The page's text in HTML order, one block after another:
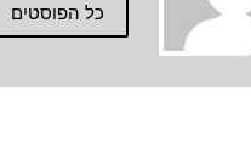
כל הפוסטים